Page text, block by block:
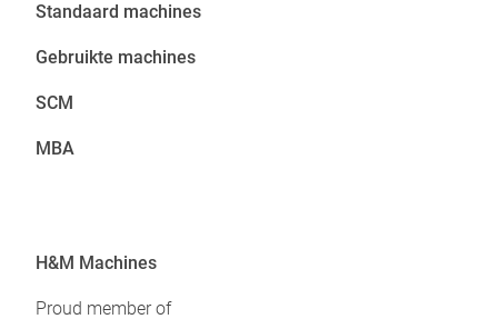
Standaard machines
Gebruikte machines
SCM
MBA
H&M Machines
Proud member of